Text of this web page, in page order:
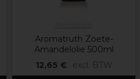
Aromatruth Zoete-
Amandelolie 500ml
12,65 €
excl. BTW